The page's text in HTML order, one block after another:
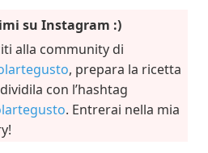
su Instagram :)
alla community di
, prepara la ricetta
con l’hashtag
. Entrerai nella mia